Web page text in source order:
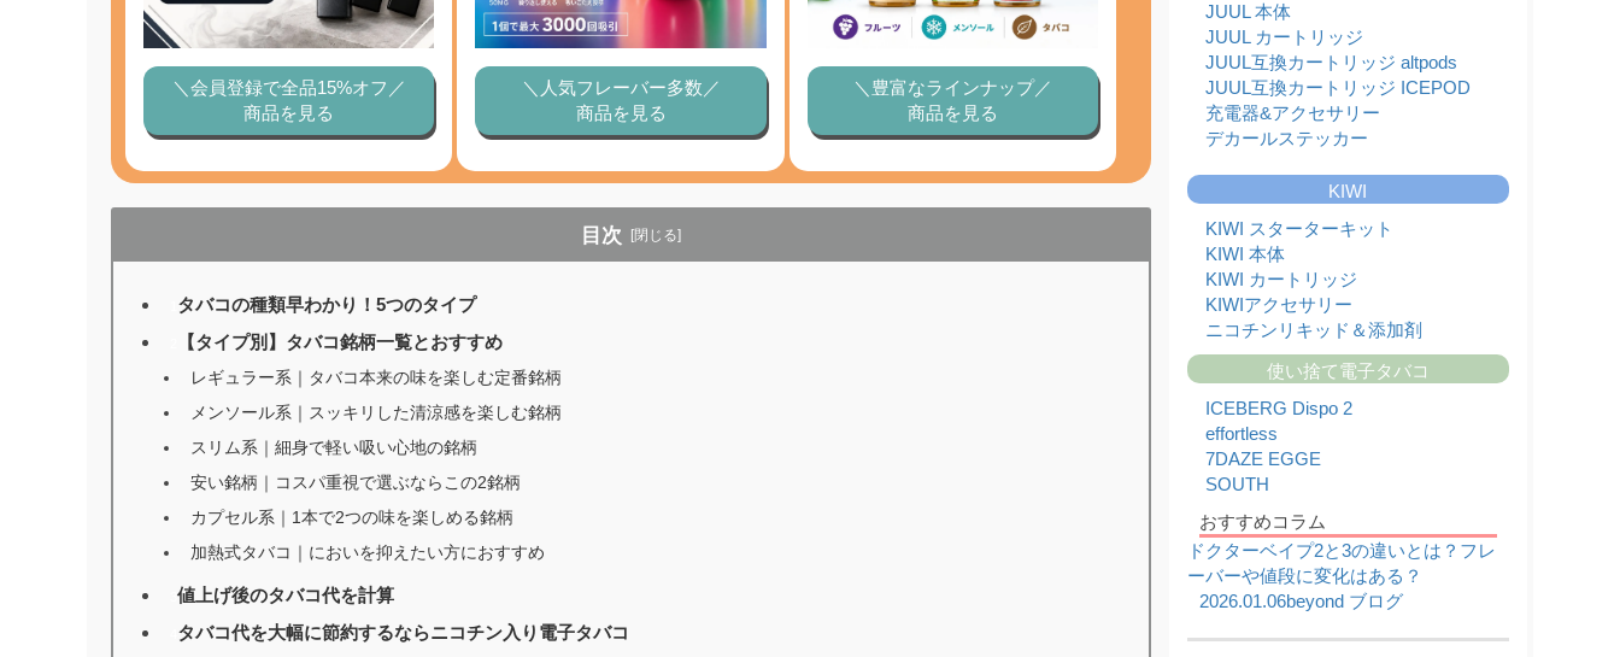
＼会員登録で全品15%オフ／
商品を見る
＼人気フレーバー多数／
商品を見る
＼豊富なラインナップ／
商品を見る
目次 [閉じる]
タバコの種類早わかり！5つのタイプ
【タイプ別】タバコ銘柄一覧とおすすめ
レギュラー系｜タバコ本来の味を楽しむ定番銘柄
メンソール系｜スッキリした清涼感を楽しむ銘柄
スリム系｜細身で軽い吸い心地の銘柄
安い銘柄｜コスパ重視で選ぶならこの2銘柄
カプセル系｜1本で2つの味を楽しめる銘柄
加熱式タバコ｜においを抑えたい方におすすめ
値上げ後のタバコ代を計算
タバコ代を大幅に節約するならニコチン入り電子タバコ
【本日限定】日本代表 決勝トーナメント進出記念
セール！
2026,06,24
JUUL本体と純正カートリッジ入荷のお知らせ
2026,06,20
KIWI本体と純正カートリッジを入荷いたしまし
た!!
2026,06,17
ICEBERG Dispo 2(アイスバーグ ディスポ 2)入荷
2026,06,13
JUUL対応型ブランド altpods / ICEPODを入荷い
たしました!!
2026,06,01
6月 - フレーバーランキング
2026,05,29
【本日限定】ワールドカップ開催記念セール第2
2026,05,27
JUUL本体と純正カートリッジ入荷のお知らせ
【5/22限定】ワールドカップ開催記念セール｜対
2026,05,20
使い捨て電子タバコ7DAZE EGGE(エギー)入荷い
たしました!!
2026,05,16
いたしました!!
JUUL 本体
JUUL カートリッジ
JUUL互換カートリッジ altpods
JUUL互換カートリッジ ICEPOD
充電器&アクセサリー
デカールステッカー
KIWI
KIWI スターターキット
KIWI 本体
KIWI カートリッジ
KIWIアクセサリー
ニコチンリキッド＆添加剤
使い捨て電子タバコ
ICEBERG Dispo 2
effortless
7DAZE EGGE
SOUTH
おすすめコラム
ドクターベイプ2と3の違いとは？フレ
ーバーや値段に変化はある？
2026.01.06beyond ブログ